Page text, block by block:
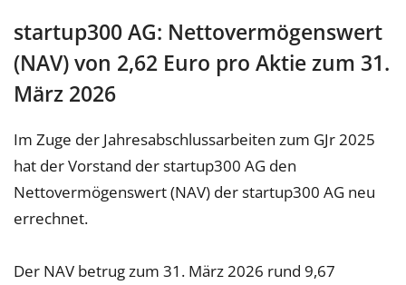
startup300 AG: Nettovermögenswert
(NAV) von 2,62 Euro pro Aktie zum 31.
März 2026
Im Zuge der Jahresabschlussarbeiten zum GJr 2025
hat der Vorstand der startup300 AG den
Nettovermögenswert (NAV) der startup300 AG neu
errechnet.
Der NAV betrug zum 31. März 2026 rund 9,67